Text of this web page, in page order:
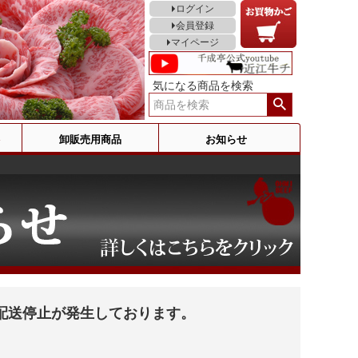
ログイン
会員登録
マイページ
気になる商品を検索
卸販売用商品 お知らせ
停止が発生しております。